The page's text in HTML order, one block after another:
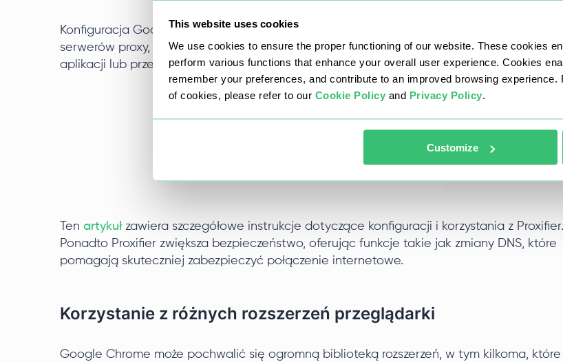
This website uses cookies
We use cookies to ensure the proper functioning of our website. These cookies
perform various functions that enhance your overall user experience. Cookies
remember your preferences, and contribute to an improved browsing
of cookies, please refer to our Cookie Policy and Privacy Policy.
Customize
Konfiguracja Google Chrome z Proxifier zapewnia zaawansowany sposób integracji
serwerów proxy, umożliwiając selektywne korzystanie z serwerów proxy w zależności od
aplikacji lub przeglądarki.
Ten artykułzawiera szczegółowe instrukcje dotyczące konfiguracji i korzystania z Proxifier.
Ponadto Proxifier zwiększa bezpieczeństwo, oferując funkcje takie jak zmiany DNS, które
pomagają skuteczniej zabezpieczyć połączenie internetowe.
Korzystanie z różnych rozszerzeń przeglądarki
Google Chrome może pochwalić się ogromną biblioteką rozszerzeń, w tym kilkoma, które